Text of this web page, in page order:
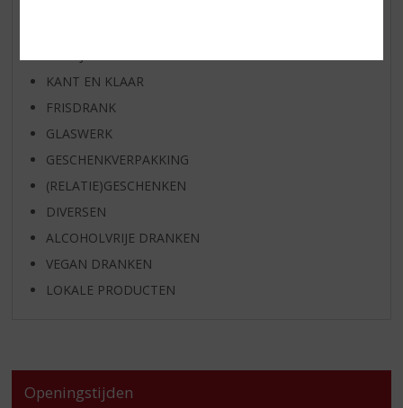
KANT EN KLAAR
FRISDRANK
GLASWERK
GESCHENKVERPAKKING
(RELATIE)GESCHENKEN
DIVERSEN
ALCOHOLVRIJE DRANKEN
VEGAN DRANKEN
LOKALE PRODUCTEN
Openingstijden